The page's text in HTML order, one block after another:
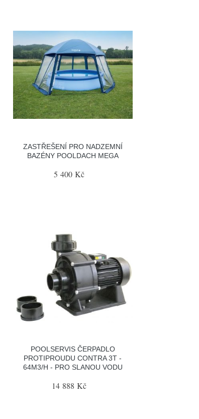
ZASTŘEŠENÍ PRO NADZEMNÍ
BAZÉNY POOLDACH MEGA
5 400 Kč
POOLSERVIS ČERPADLO
PROTIPROUDU CONTRA 3T -
64M3/H - PRO SLANOU VODU
14 888 Kč